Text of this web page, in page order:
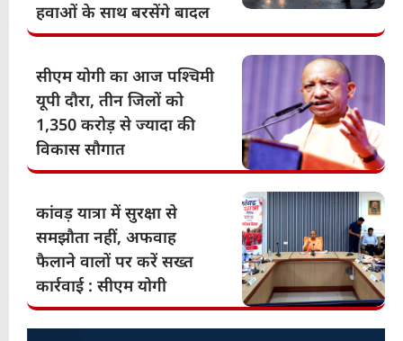
हवाओं के साथ बरसेंगे बादल
सीएम योगी का आज पश्चिमी
यूपी दौरा, तीन जिलों को
1,350 करोड़ से ज्यादा की
विकास सौगात
कांवड़ यात्रा में सुरक्षा से
समझौता नहीं, अफवाह
फैलाने वालों पर करें सख्त
कार्रवाई : सीएम योगी